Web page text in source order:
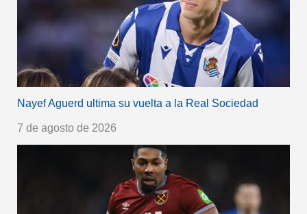
Nayef Aguerd ultima su vuelta a la Real Sociedad
7 de agosto de 2026